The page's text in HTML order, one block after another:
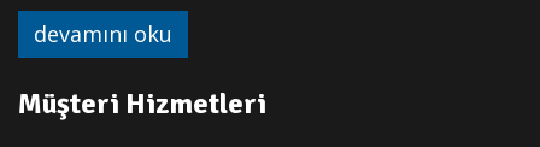
devamını oku
Müşteri Hizmetleri